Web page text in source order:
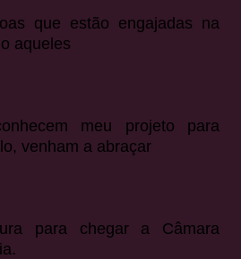
que estão engajadas na
aqueles
meu projeto para
venham a abraçar
para chegar a Câmara